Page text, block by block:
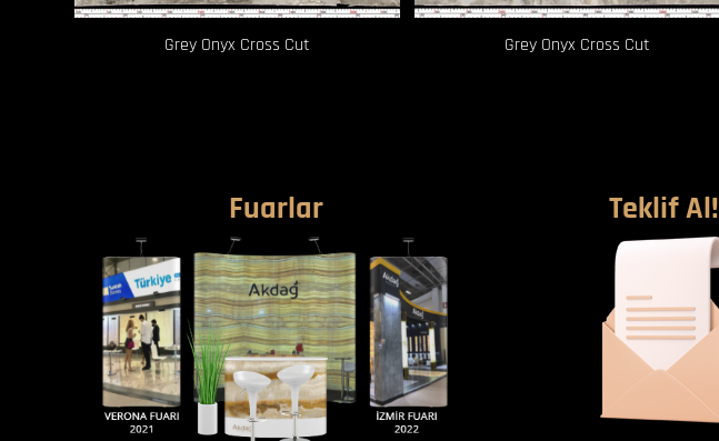
Grey Onyx Cross Cut Grey Onyx Cross Cut
Fuarlar Teklif Al!